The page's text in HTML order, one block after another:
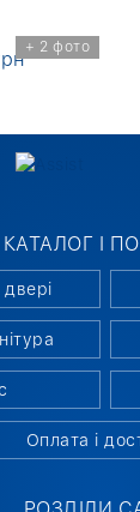
+ 2 фото
КАТАЛОГ І
двері
Оплата і